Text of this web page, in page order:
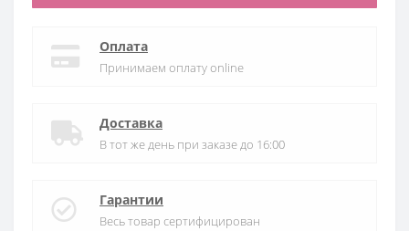
Оплата
Принимаем оплату online
Доставка
В тот же день при заказе до 16:00
Гарантии
Весь товар сертифицирован